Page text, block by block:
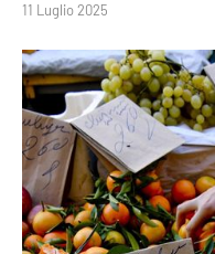
11 Luglio 2025